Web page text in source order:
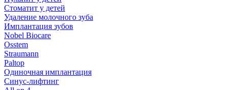
Стоматит у детей
Удаление молочного зуба
Имплантация зубов
Nobel Biocare
Osstem
Straumann
Paltop
Одиночная имплантация
Синус-лифтинг